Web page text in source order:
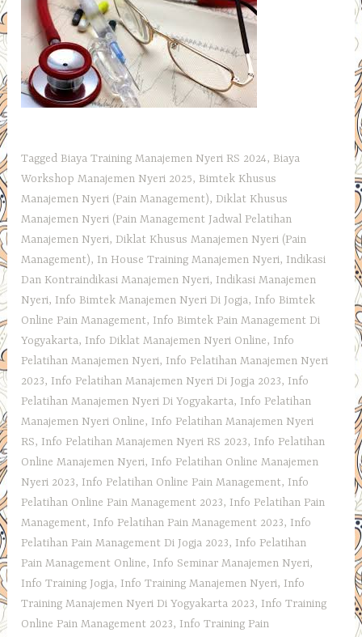
Tagged Biaya Training Manajemen Nyeri RS 2024, Biaya
Workshop Manajemen Nyeri 2025, Bimtek Khusus
Manajemen Nyeri (Pain Management),Diklat Khusus
Manajemen Nyeri (Pain Management Jadwal Pelatihan
Manajemen Nyeri,Diklat Khusus Manajemen Nyeri (Pain
Management), In House Training Manajemen Nyeri, Indikasi
Dan Kontraindikasi Manajemen Nyeri, Indikasi Manajemen
Nyeri, Info Bimtek Manajemen Nyeri Di Jogja, Info Bimtek
Online Pain Management, Info Bimtek Pain Management Di
Yogyakarta, Info Diklat Manajemen Nyeri Online, Info
Pelatihan Manajemen Nyeri, Info Pelatihan Manajemen Nyeri
2023, Info Pelatihan Manajemen Nyeri Di Jogja 2023, Info
Pelatihan Manajemen Nyeri Di Yogyakarta, Info Pelatihan
Manajemen Nyeri Online, Info Pelatihan Manajemen Nyeri
RS, Info Pelatihan Manajemen Nyeri RS 2023, Info Pelatihan
Online Manajemen Nyeri, Info Pelatihan Online Manajemen
Nyeri 2023, Info Pelatihan Online Pain Management, Info
Pelatihan Online Pain Management 2023, Info Pelatihan Pain
Management, Info Pelatihan Pain Management 2023, Info
Pelatihan Pain Management Di Jogja 2023, Info Pelatihan
Pain Management Online, Info Seminar Manajemen Nyeri,
Info Training Jogja, Info Training Manajemen Nyeri, Info
Training Manajemen Nyeri Di Yogyakarta 2023, Info Training
Online Pain Management 2023, Info Training Pain